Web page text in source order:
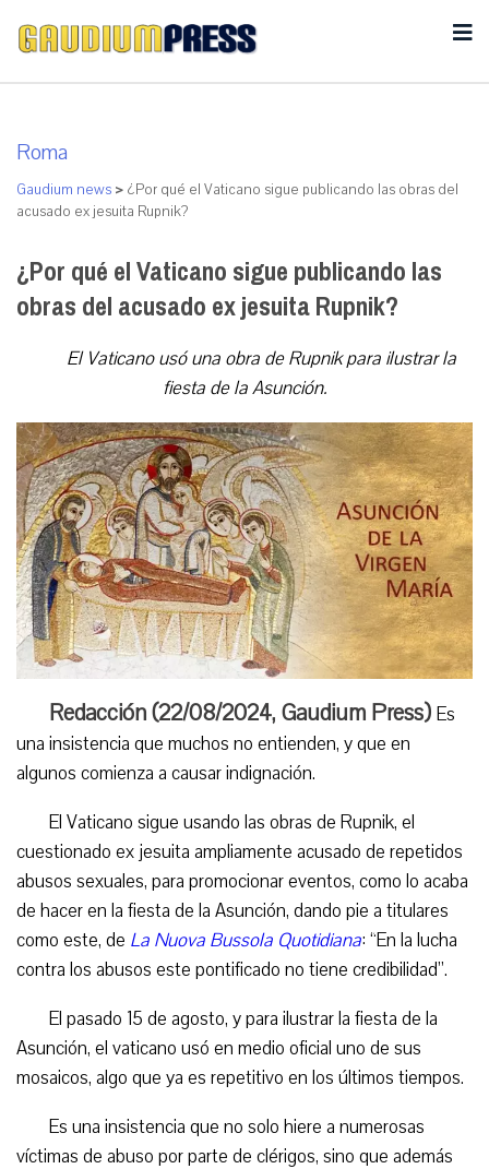
Roma
Gaudium news > ¿Por qué el Vaticano sigue publicando las obras del
acusado ex jesuita Rupnik?
¿Por qué el Vaticano sigue publicando las
obras del acusado ex jesuita Rupnik?
El Vaticano usó una obra de Rupnik para ilustrar la
fiesta de la Asunción.
Redacción (22/08/2024, Gaudium Press) Es
una insistencia que muchos no entienden, y que en
algunos comienza a causar indignación.
El Vaticano sigue usando las obras de Rupnik, el
cuestionado ex jesuita ampliamente acusado de repetidos
abusos sexuales, para promocionar eventos, como lo acaba
de hacer en la fiesta de la Asunción, dando pie a titulares
como este, de La Nuova Bussola Quotidiana: “En la lucha
contra los abusos este pontificado no tiene credibilidad”.
El pasado 15 de agosto, y para ilustrar la fiesta de la
Asunción, el vaticano usó en medio oficial uno de sus
mosaicos, algo que ya es repetitivo en los últimos tiempos.
Es una insistencia que no solo hiere a numerosas
víctimas de abuso por parte de clérigos, sino que además